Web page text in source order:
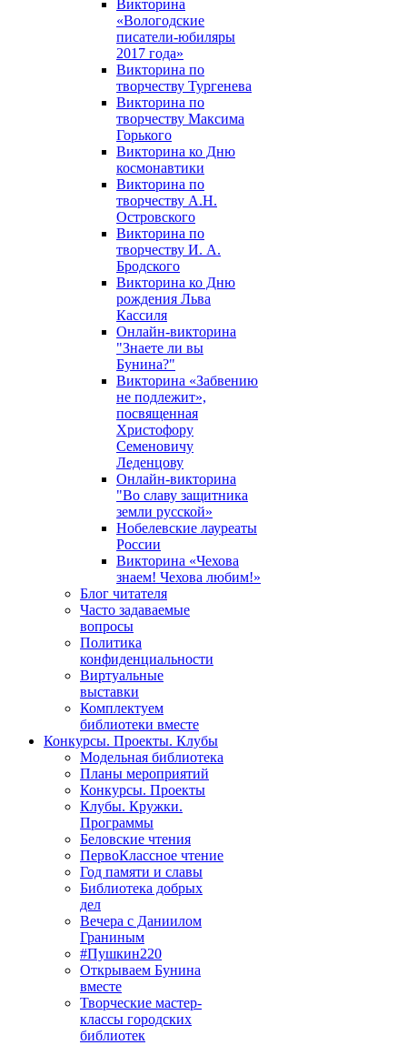
Викторина
«Вологодские
писатели-юбиляры
2017 года»
Викторина по
творчеству Тургенева
Викторина по
творчеству Максима
Горького
Викторина ко Дню
космонавтики
Викторина по
творчеству А.Н.
Островского
Викторина по
творчеству И. А.
Бродского
Викторина ко Дню
рождения Льва
Кассиля
Онлайн-викторина
"Знаете ли вы
Бунина?"
Викторина «Забвению
не подлежит»,
посвященная
Христофору
Семеновичу
Леденцову
Онлайн-викторина
"Во славу защитника
земли русской»
Нобелевские лауреаты
России
Викторина «Чехова
знаем! Чехова любим!»
Блог читателя
Часто задаваемые
вопросы
Политика
конфиденциальности
Виртуальные
выставки
Комплектуем
библиотеки вместе
Конкурсы. Проекты. Клубы
Модельная библиотека
Планы мероприятий
Конкурсы. Проекты
Клубы. Кружки.
Программы
Беловские чтения
ПервоКлассное чтение
Год памяти и славы
Библиотека добрых
дел
Вечера с Даниилом
Граниным
#Пушкин220
Открываем Бунина
вместе
Творческие мастер-
классы городских
библиотек